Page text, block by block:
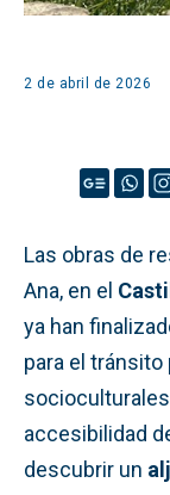
2 de abril de 2026
Las obras de
Ana, en el
ya han
para el
accesibilidad
descubrir un